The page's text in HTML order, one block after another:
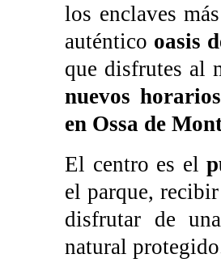
los enclaves
auténtico oasis
que disfrutes al
nuevos
en Ossa de
El centro es el
el parque,
disfrutar de
natural